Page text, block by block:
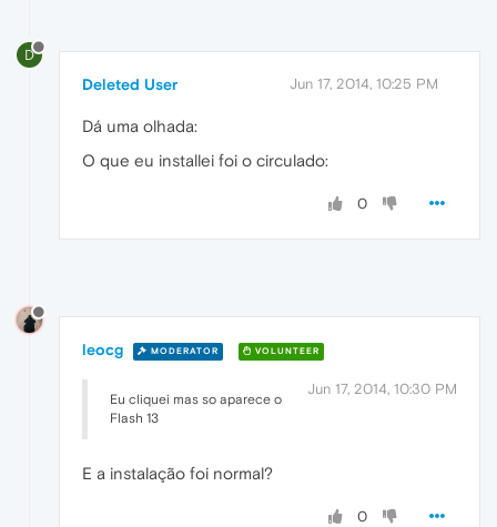
D
Deleted User Jun 17, 2014, 10:25 PM
Dá uma olhada:
O que eu installei foi o circulado:
0
leocg MODERATOR VOLUNTEER
Jun 17, 2014, 10:30 PM
Eu cliquei mas so aparece o
Flash 13
E a instalação foi normal?
0